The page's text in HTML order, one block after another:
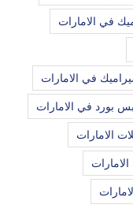
في الامارات
في الامارات
بورد في الامارات
الامارات